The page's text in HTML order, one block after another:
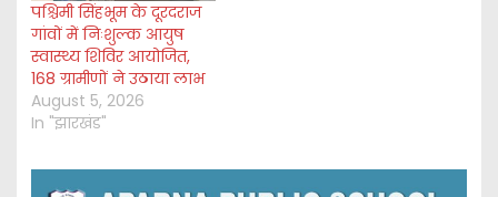
पश्चिमी सिंहभूम के दूरदराज
गांवों में निःशुल्क आयुष
स्वास्थ्य शिविर आयोजित,
168 ग्रामीणों ने उठाया लाभ
August 5, 2026
In "झारखंड"